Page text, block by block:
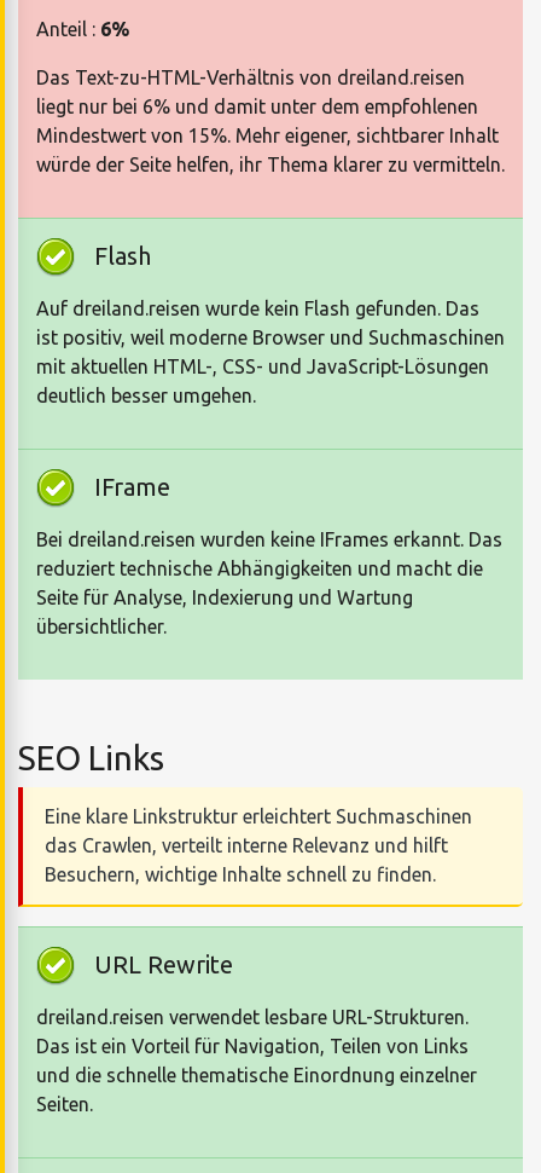
Anteil : 6%
Das Text-zu-HTML-Verhältnis von dreiland.reisen
liegt nur bei 6% und damit unter dem empfohlenen
Mindestwert von 15%. Mehr eigener, sichtbarer Inhalt
würde der Seite helfen, ihr Thema klarer zu vermitteln.
Flash
Auf dreiland.reisen wurde kein Flash gefunden. Das
ist positiv, weil moderne Browser und Suchmaschinen
mit aktuellen HTML-, CSS- und JavaScript-Lösungen
deutlich besser umgehen.
IFrame
Bei dreiland.reisen wurden keine IFrames erkannt. Das
reduziert technische Abhängigkeiten und macht die
Seite für Analyse, Indexierung und Wartung
übersichtlicher.
SEO Links
Eine klare Linkstruktur erleichtert Suchmaschinen
das Crawlen, verteilt interne Relevanz und hilft
Besuchern, wichtige Inhalte schnell zu finden.
URL Rewrite
dreiland.reisen verwendet lesbare URL-Strukturen.
Das ist ein Vorteil für Navigation, Teilen von Links
und die schnelle thematische Einordnung einzelner
Seiten.